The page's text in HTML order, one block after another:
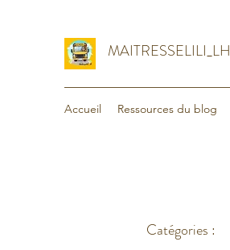
MAITRESSELILI_LH
Accueil Ressources du blog
Catégories :